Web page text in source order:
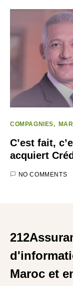
COMPAGNIES
C’est fait,
acquiert
NO COMMENTS
Maroc et